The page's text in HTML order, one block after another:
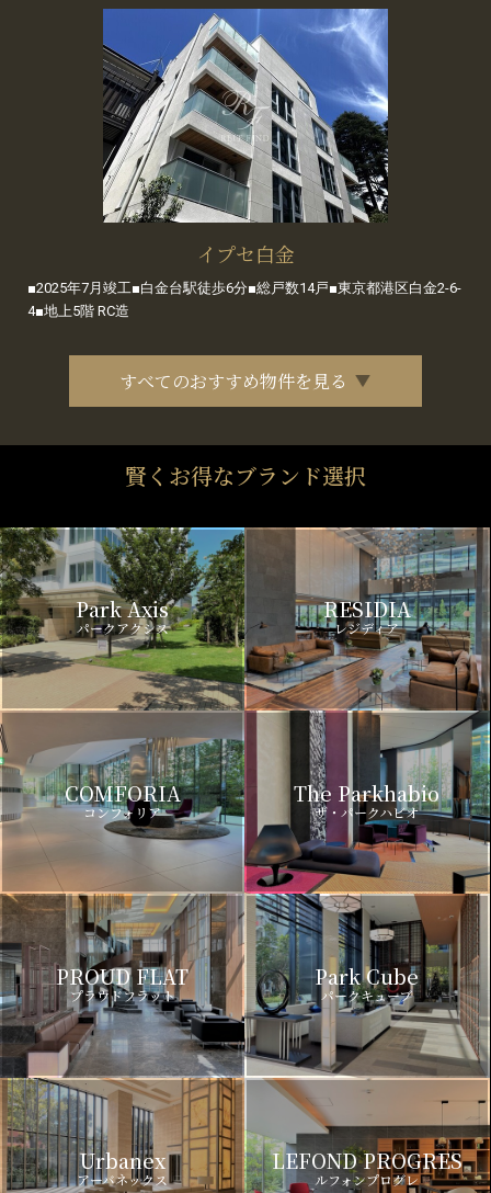
イプセ白金
■2025年7月竣工■白金台駅徒歩6分■総戸数14戸■東京都港区白金2-6-
4■地上5階 RC造
すべてのおすすめ物件を見る
賢くお得なブランド選択
Park Axis
パークアクシス
RESIDIA
レジディア
COMFORIA
コンフォリア
The Parkhabio
ザ・パークハビオ
PROUD FLAT
プラウドフラット
Park Cube
パークキューブ
Urbanex
アーバネックス
LEFOND PROGRES
ルフォンプログレ